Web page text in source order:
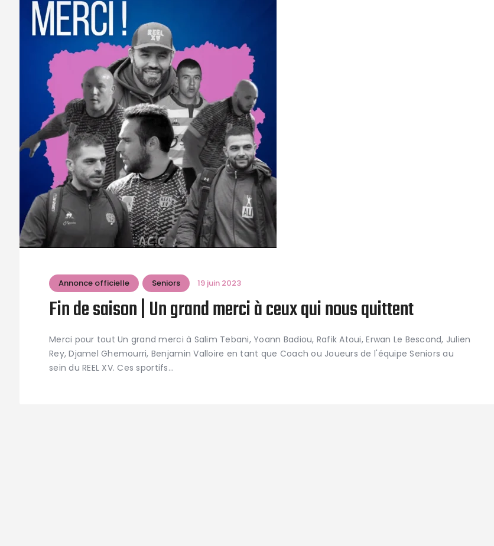
Annonce officielle Seniors 19 juin 2023
Fin de saison | Un grand merci à ceux qui nous quittent
Merci pour tout Un grand merci à Salim Tebani, Yoann Badiou, Rafik Atoui, Erwan Le Bescond, Julien
Rey, Djamel Ghemourri, Benjamin Valloire en tant que Coach ou Joueurs de l'équipe Seniors au
sein du REEL XV. Ces sportifs…